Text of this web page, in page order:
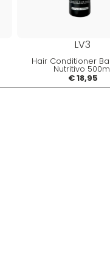
LV3
Hair Conditioner
Nutritivo
€ 18,95